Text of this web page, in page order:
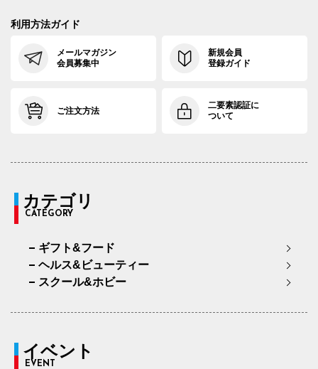
利用方法ガイド
メールマガジン
会員募集中
新規会員
登録ガイド
ご注文方法
二要素認証に
ついて
カテゴリ
CATEGORY
ギフト&フード
ヘルス&ビューティー
スクール&ホビー
イベント
EVENT